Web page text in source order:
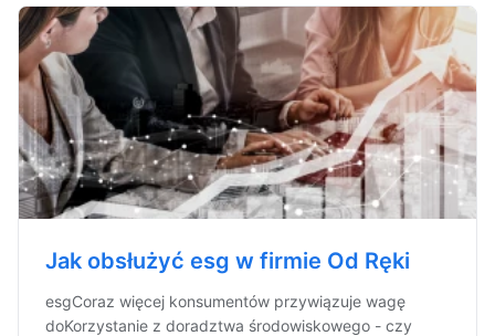
Jak obsłużyć esg w firmie Od Ręki
esgCoraz więcej konsumentów przywiązuje wagę
doKorzystanie z doradztwa środowiskowego - czy